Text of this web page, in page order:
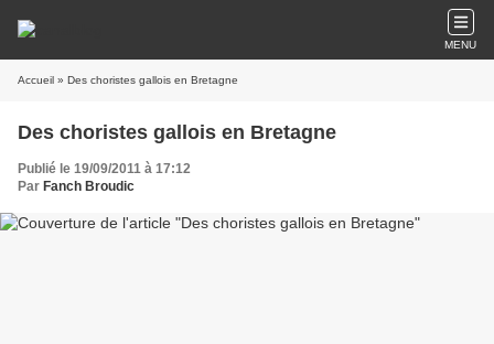
MENU
Accueil » Des choristes gallois en Bretagne
Des choristes gallois en Bretagne
Publié le 19/09/2011 à 17:12
Par Fanch Broudic